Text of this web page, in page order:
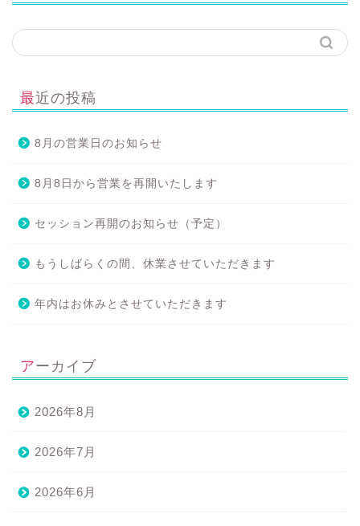
最近の投稿
8月の営業日のお知らせ
8月8日から営業を再開いたします
セッション再開のお知らせ（予定）
もうしばらくの間、休業させていただきます
年内はお休みとさせていただきます
アーカイブ
2026年8月
2026年7月
2026年6月